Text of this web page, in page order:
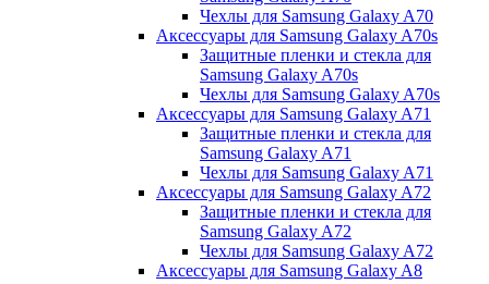
Чехлы для Samsung Galaxy A70
Аксессуары для Samsung Galaxy A70s
Защитные пленки и стекла для
Samsung Galaxy A70s
Чехлы для Samsung Galaxy A70s
Аксессуары для Samsung Galaxy A71
Защитные пленки и стекла для
Samsung Galaxy A71
Чехлы для Samsung Galaxy A71
Аксессуары для Samsung Galaxy A72
Защитные пленки и стекла для
Samsung Galaxy A72
Чехлы для Samsung Galaxy A72
Аксессуары для Samsung Galaxy A8